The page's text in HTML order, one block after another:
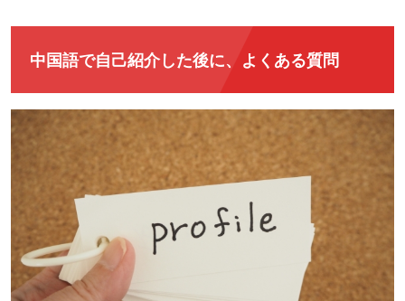
中国語で自己紹介した後に、よくある質問